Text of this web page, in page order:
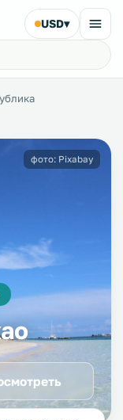
USD▾
фото: Pixabay